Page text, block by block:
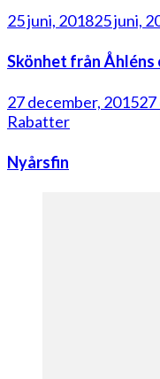
25 juni, 201825 juni,
Skönhet från Åhléns
27 december, 201527
Rabatter
Nyårsfin